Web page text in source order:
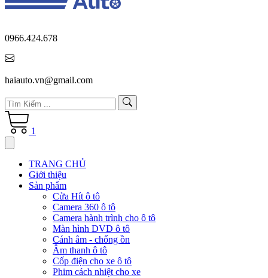
0966.424.678
haiauto.vn@gmail.com
1
TRANG CHỦ
Giới thiệu
Sản phẩm
Cửa Hít ô tô
Camera 360 ô tô
Camera hành trình cho ô tô
Màn hình DVD ô tô
Cánh âm - chống ồn
Âm thanh ô tô
Cốp điện cho xe ô tô
Phim cách nhiệt cho xe